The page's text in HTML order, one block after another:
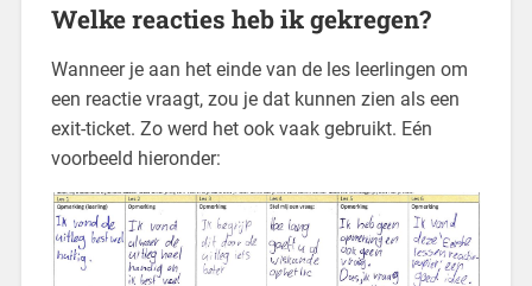
Welke reacties heb ik gekregen?
Wanneer je aan het einde van de les leerlingen om
een reactie vraagt, zou je dat kunnen zien als een
exit-ticket. Zo werd het ook vaak gebruikt. Eén
voorbeeld hieronder: